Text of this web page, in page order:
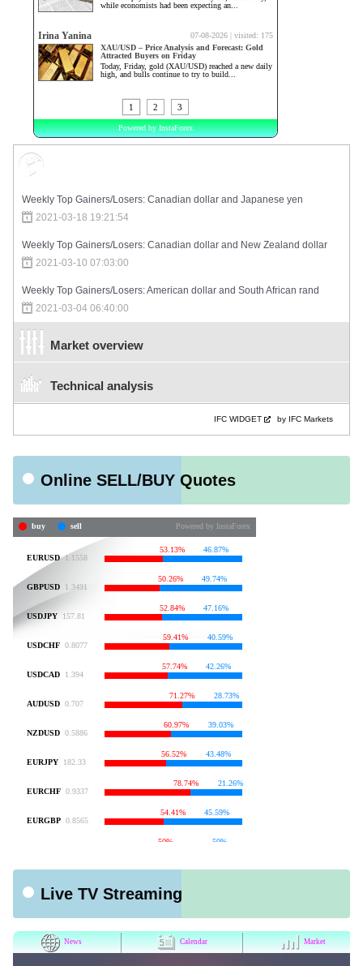
Weekly Top Gainers/Losers: Canadian dollar and Japanese yen
2021-03-18 19:21:54
Weekly Top Gainers/Losers: Canadian dollar and New Zealand dollar
2021-03-10 07:03:00
Weekly Top Gainers/Losers: American dollar and South African rand
2021-03-04 06:40:00
Market overview
Technical analysis
IFC WIDGET by IFC Markets
Online SELL/BUY Quotes
Live TV Streaming